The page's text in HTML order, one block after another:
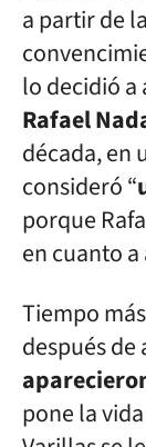
a partir de
lo decidió a
Rafael
década, en
consideró “
porque
en cuanto
Tiempo
después
pone la